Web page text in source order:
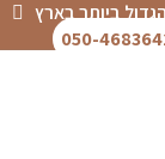
ביותר בארץ